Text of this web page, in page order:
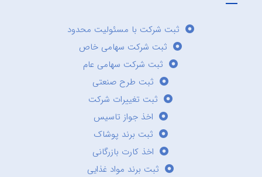
ثبت شرکت با مسئولیت محدود
ثبت شرکت سهامی خاص
ثبت شرکت سهامی عام
ثبت طرح صنعتی
ثبت تغییرات شرکت
اخذ جواز تاسیس
ثبت برند پوشاک
اخذ کارت بازرگانی
ثبت برند مواد غذایی